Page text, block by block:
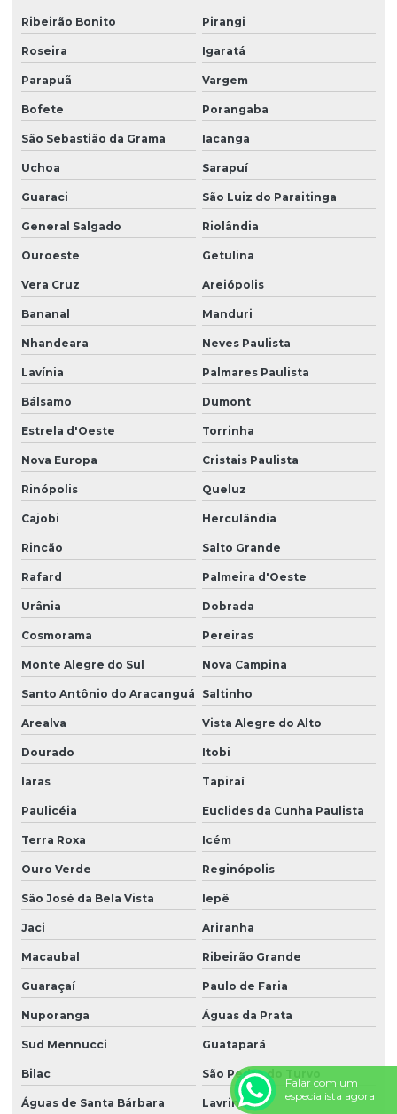
Ribeirão Bonito Pirangi
Roseira Igaratá
Parapuã Vargem
Bofete Porangaba
São Sebastião da Grama Iacanga
Uchoa Sarapuí
Guaraci São Luiz do Paraitinga
General Salgado Riolândia
Ouroeste Getulina
Vera Cruz Areiópolis
Bananal Manduri
Nhandeara Neves Paulista
Lavínia Palmares Paulista
Bálsamo Dumont
Estrela d'Oeste Torrinha
Nova Europa Cristais Paulista
Rinópolis Queluz
Cajobi Herculândia
Rincão Salto Grande
Rafard Palmeira d'Oeste
Urânia Dobrada
Cosmorama Pereiras
Monte Alegre do Sul Nova Campina
Santo Antônio do Aracanguá Saltinho
Arealva Vista Alegre do Alto
Dourado Itobi
Iaras Tapiraí
Paulicéia Euclides da Cunha Paulista
Terra Roxa Icém
Ouro Verde Reginópolis
São José da Bela Vista Iepê
Jaci Ariranha
Macaubal Ribeirão Grande
Guaraçaí Paulo de Faria
Nuporanga Águas da Prata
Sud Mennucci Guatapará
Bilac São Pedro do Turvo
Águas de Santa Bárbara Lavrinhas
Falar com um
especialista agora